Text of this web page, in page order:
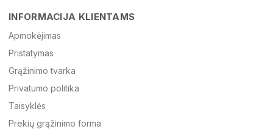
INFORMACIJA KLIENTAMS
Apmokėjimas
Pristatymas
Grąžinimo tvarka
Privatumo politika
Taisyklės
Prekių grąžinimo forma